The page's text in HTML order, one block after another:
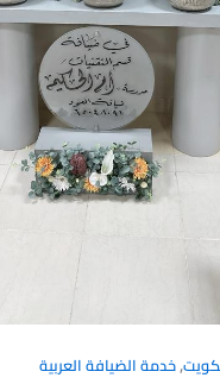
,خدمة الضيافة العربية